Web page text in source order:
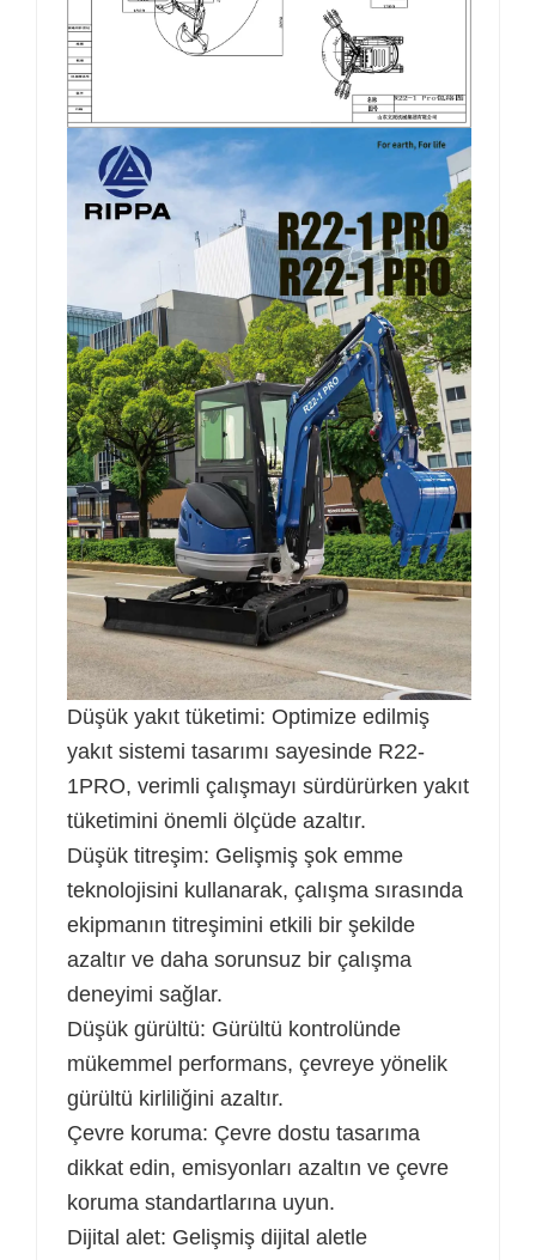
Düşük yakıt tüketimi: Optimize edilmiş
yakıt sistemi tasarımı sayesinde R22-
1PRO, verimli çalışmayı sürdürürken yakıt
tüketimini önemli ölçüde azaltır.
Düşük titreşim: Gelişmiş şok emme
teknolojisini kullanarak, çalışma sırasında
ekipmanın titreşimini etkili bir şekilde
azaltır ve daha sorunsuz bir çalışma
deneyimi sağlar.
Düşük gürültü: Gürültü kontrolünde
mükemmel performans, çevreye yönelik
gürültü kirliliğini azaltır.
Çevre koruma: Çevre dostu tasarıma
dikkat edin, emisyonları azaltın ve çevre
koruma standartlarına uyun.
Dijital alet: Gelişmiş dijital aletle